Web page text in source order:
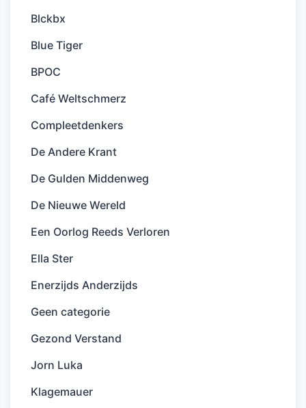
Blckbx
Blue Tiger
BPOC
Café Weltschmerz
Compleetdenkers
De Andere Krant
De Gulden Middenweg
De Nieuwe Wereld
Een Oorlog Reeds Verloren
Ella Ster
Enerzijds Anderzijds
Geen categorie
Gezond Verstand
Jorn Luka
Klagemauer